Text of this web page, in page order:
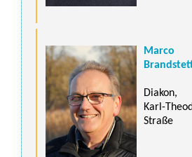
Marco
Diakon,
Karl-
Straße